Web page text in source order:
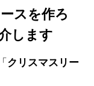
スを作ろ
します
クリスマスリー